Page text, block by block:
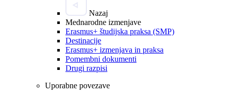
Nazaj
Mednarodne izmenjave
Erasmus+ študijska praksa (SMP)
Destinacije
Erasmus+ izmenjava in praksa
Pomembni dokumenti
Drugi razpisi
Uporabne povezave